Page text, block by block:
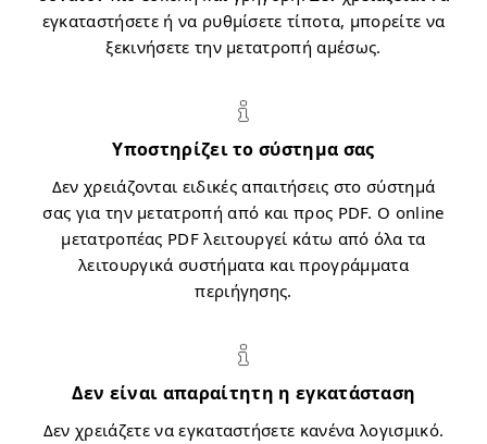
εγκαταστήσετε ή να ρυθμίσετε τίποτα, μπορείτε να
ξεκινήσετε την μετατροπή αμέσως.
Υποστηρίζει το σύστημα σας
Δεν χρειάζονται ειδικές απαιτήσεις στο σύστημά
σας για την μετατροπή από και προς PDF. Ο online
μετατροπέας PDF λειτουργεί κάτω από όλα τα
λειτουργικά συστήματα και προγράμματα
περιήγησης.
Δεν είναι απαραίτητη η εγκατάσταση
Δεν χρειάζετε να εγκαταστήσετε κανένα λογισμικό.